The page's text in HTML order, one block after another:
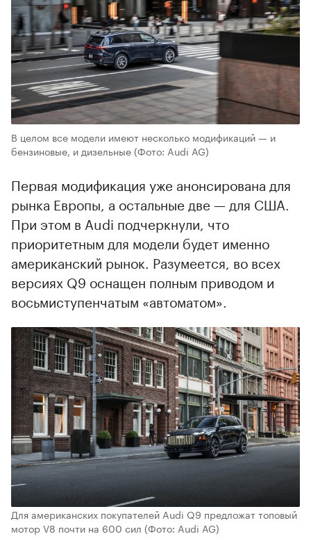
В целом все модели имеют несколько модификаций — и
бензиновые, и дизельные(Фото: Audi AG)
Первая модификация уже анонсирована для
рынка Европы, а остальные две — для США.
При этом в Audi подчеркнули, что
приоритетным для модели будет именно
американский рынок. Разумеется, во всех
версиях Q9 оснащен полным приводом и
восьмиступенчатым «автоматом».
Для американских покупателей Audi Q9 предложат топовый
мотор V8 почти на 600 сил (Фото: Audi AG)